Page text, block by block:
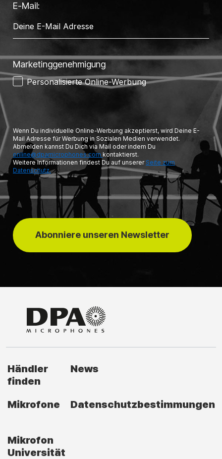
E-Mail:
Marketinggenehmigung
Personalisierte Online-Werbung
Wenn Du individuelle Online-Werbung akzeptierst, wird Deine E-
Mail Adresse für Werbung in Sozialen Medien verwendet.
Abmelden kannst Du Dich via Mail oder indem Du
online@dpamicrophones.com kontaktierst.
Weitere Informationen findest Du auf unserer Seite zum
Datenschutz.
Abonniere unseren Newsletter
Händler
finden
News
Mikrofone Datenschutzbestimmungen
Mikrofon
Universität